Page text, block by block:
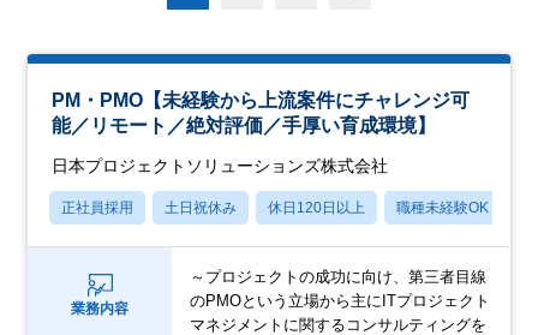
PM・PMO【未経験から上流案件にチャレンジ可
能／リモート／絶対評価／手厚い育成環境】
日本プロジェクトソリューションズ株式会社
正社員採用 土日祝休み 休日120日以上 職種未経験OK
業務内容
～プロジェクトの成功に向け、第三者目線
のPMOという立場から主にITプロジェクト
マネジメントに関するコンサルティングを